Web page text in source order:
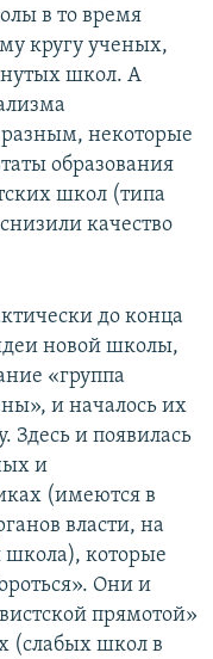
в то время
кругу ученых,
школ. А
некоторые
образования
школ (типа
качество
до конца
новой школы,
«группа
и началось их
Здесь и появилась
и
(имеются в
власти, на
школа), которые
Они и
прямотой»
(слабых школ в